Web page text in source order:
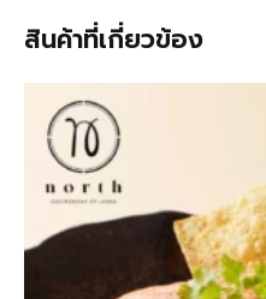
สินค้าที่เกี่ยวข้อง